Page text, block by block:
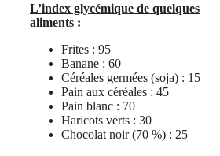
L’index glycémique de quelques
aliments :
Frites : 95
Banane : 60
Céréales germées (soja) : 15
Pain aux céréales : 45
Pain blanc : 70
Haricots verts : 30
Chocolat noir (70 %) : 25